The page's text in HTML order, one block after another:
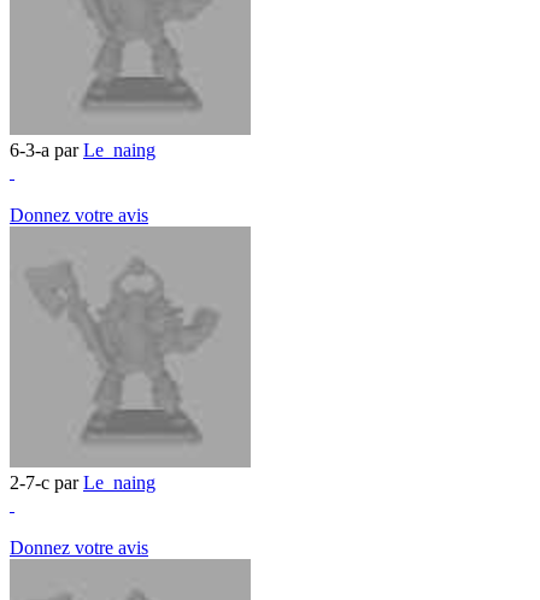
6-3-a parLe_naing
Donnez votre avis
2-7-c parLe_naing
Donnez votre avis